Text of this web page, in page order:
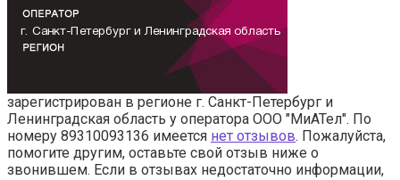
зарегистрирован в регионе г. Санкт-Петербург и
Ленинградская область у оператора ООО "МиАТел". По
номеру 89310093136 имеется нет отзывов. Пожалуйста,
помогите другим, оставьте свой отзыв ниже о
звонившем. Если в отзывах недостаточно информации,